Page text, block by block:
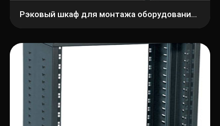
Рэковый шкаф для монтажа оборудования Imlight 14U